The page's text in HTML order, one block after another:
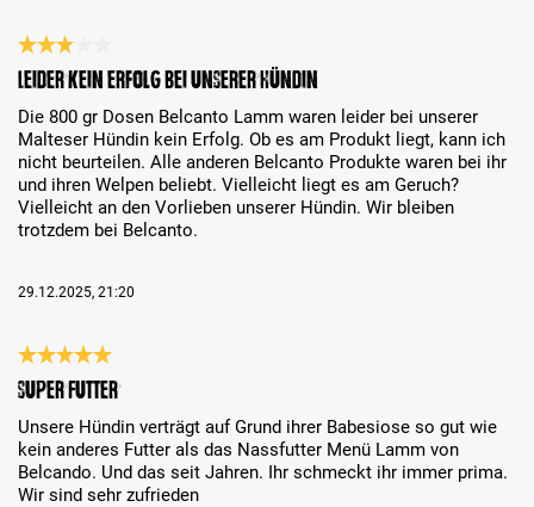
Review with rating of 3 out of 5 stars
Leider kein Erfolg bei unserer Hündin
Die 800 gr Dosen Belcanto Lamm waren leider bei unserer
Malteser Hündin kein Erfolg. Ob es am Produkt liegt, kann ich
nicht beurteilen. Alle anderen Belcanto Produkte waren bei ihr
und ihren Welpen beliebt. Vielleicht liegt es am Geruch?
Vielleicht an den Vorlieben unserer Hündin. Wir bleiben
trotzdem bei Belcanto.
29.12.2025, 21:20
Review with rating of 5 out of 5 stars
super Futter
Unsere Hündin verträgt auf Grund ihrer Babesiose so gut wie
kein anderes Futter als das Nassfutter Menü Lamm von
Belcando. Und das seit Jahren. Ihr schmeckt ihr immer prima.
Wir sind sehr zufrieden